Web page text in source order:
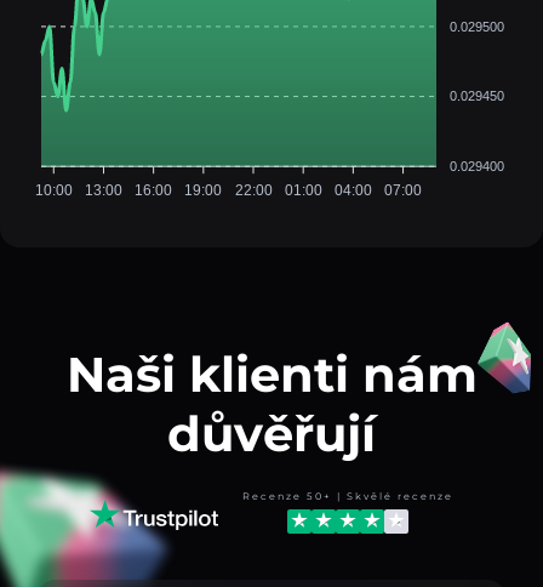
0.029500
0.029450
0.029400
10:00 13:00 16:00 19:00 22:00 01:00 04:00 07:00
Naši klienti nám
důvěřují
Recenze 50+ | Skvělé recenze